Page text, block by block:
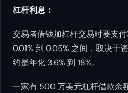
杠杆利息：
交易者借钱加杠杆交易时要支
0.01% 到 0.05% 之间，取决于
约是年化 3.6% 到 18%。
一家有 500 万美元杠杆借款余